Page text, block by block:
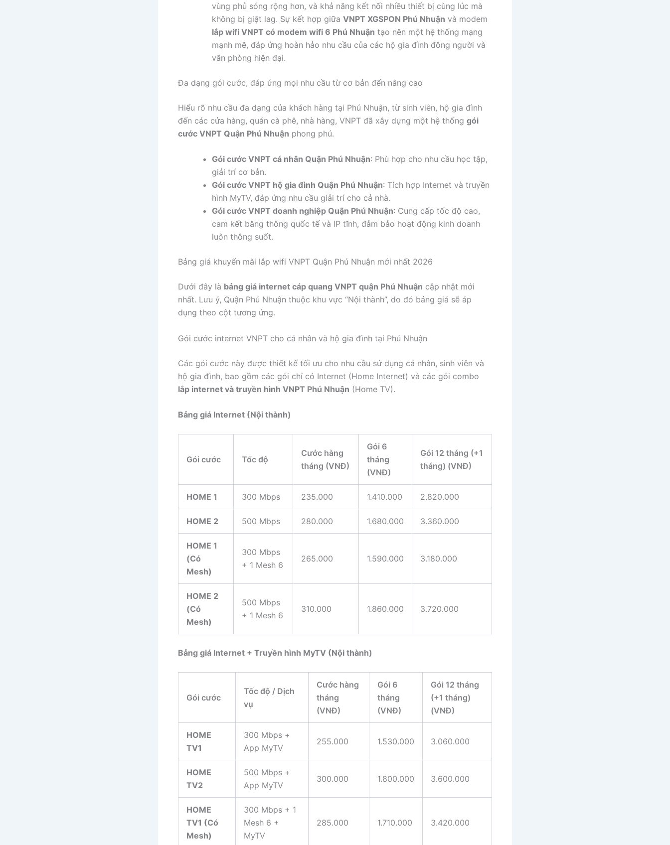
vùng phủ sóng rộng hơn, và khả năng kết nối nhiều thiết bị cùng lúc mà
không bị giật lag. Sự kết hợp giữa VNPT XGSPON Phú Nhuận và modem
lắp wifi VNPT có modem wifi 6 Phú Nhuận tạo nên một hệ thống mạng
mạnh mẽ, đáp ứng hoàn hảo nhu cầu của các hộ gia đình đông người và
văn phòng hiện đại.
Đa dạng gói cước, đáp ứng mọi nhu cầu từ cơ bản đến nâng cao
Hiểu rõ nhu cầu đa dạng của khách hàng tại Phú Nhuận, từ sinh viên, hộ gia đình
đến các cửa hàng, quán cà phê, nhà hàng, VNPT đã xây dựng một hệ thống gói
cước VNPT Quận Phú Nhuận phong phú.
Gói cước VNPT cá nhân Quận Phú Nhuận: Phù hợp cho nhu cầu học tập,
giải trí cơ bản.
Gói cước VNPT hộ gia đình Quận Phú Nhuận: Tích hợp Internet và truyền
hình MyTV, đáp ứng nhu cầu giải trí cho cả nhà.
Gói cước VNPT doanh nghiệp Quận Phú Nhuận: Cung cấp tốc độ cao,
cam kết băng thông quốc tế và IP tĩnh, đảm bảo hoạt động kinh doanh
luôn thông suốt.
Bảng giá khuyến mãi lắp wifi VNPT Quận Phú Nhuận mới nhất 2026
Dưới đây là bảng giá internet cáp quang VNPT quận Phú Nhuận cập nhật mới
nhất. Lưu ý, Quận Phú Nhuận thuộc khu vực “Nội thành”, do đó bảng giá sẽ áp
dụng theo cột tương ứng.
Gói cước internet VNPT cho cá nhân và hộ gia đình tại Phú Nhuận
Các gói cước này được thiết kế tối ưu cho nhu cầu sử dụng cá nhân, sinh viên và
hộ gia đình, bao gồm các gói chỉ có Internet (Home Internet) và các gói combo
lắp internet và truyền hình VNPT Phú Nhuận (Home TV).
Bảng giá Internet (Nội thành)
Gói cước Tốc độ
Cước hàng
tháng (VNĐ)
Gói 6
tháng
(VNĐ)
Gói 12 tháng (+1
tháng) (VNĐ)
HOME 1 300 Mbps 235.000 1.410.000 2.820.000
HOME 2 500 Mbps 280.000 1.680.000 3.360.000
HOME 1
(Có
Mesh)
300 Mbps
+ 1 Mesh 6
265.000 1.590.000 3.180.000
HOME 2
(Có
Mesh)
500 Mbps
+ 1 Mesh 6
310.000 1.860.000 3.720.000
Bảng giá Internet + Truyền hình MyTV (Nội thành)
Gói cước
Tốc độ / Dịch
vụ
Cước hàng
tháng
(VNĐ)
Gói 6
tháng
(VNĐ)
Gói 12 tháng
(+1 tháng)
(VNĐ)
HOME
TV1
300 Mbps +
App MyTV
255.000 1.530.000 3.060.000
HOME
TV2
500 Mbps +
App MyTV
300.000 1.800.000 3.600.000
HOME
TV1 (Có
Mesh)
300 Mbps + 1
Mesh 6 +
MyTV
285.000 1.710.000 3.420.000